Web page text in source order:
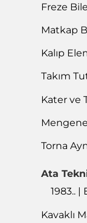
Freze
Matkap
Kalıp
Takım
Kater ve
Torna
Ata
1983..
Kavaklı